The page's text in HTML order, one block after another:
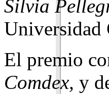
Silvia
Universidad
El premio
Comdex, y